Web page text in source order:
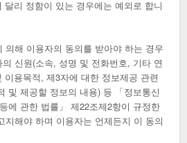
리 정함이 있는 경우에는 예외로 합니
의해 이용자의 동의를 받아야 하는 경우
신원(소속, 성명 및 전화번호, 기타 연
용목적, 제3자에 대한 정보제공 관련
및 제공할 정보의 내용) 등 「정보통신
에 관한 법률」 제22조제2항이 규정한
지해야 하며 이용자는 언제든지 이 동의